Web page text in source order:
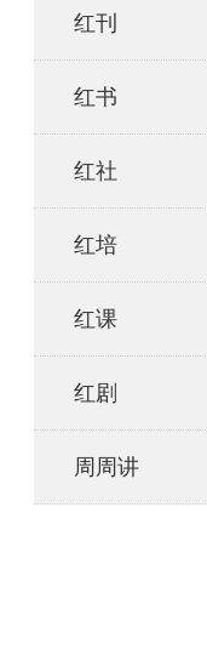
红刊
红书
红社
红培
红课
红剧
周周讲